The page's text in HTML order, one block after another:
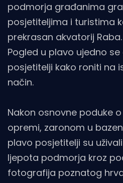
podmorja građanima
posjetiteljima i turistima
prekrasan akvatorij
Pogled u plavo ujedno
posjetitelji kako roniti na
način.
Nakon osnovne poduke
opremi, zaronom u
plavo posjetitelji su
ljepota podmorja kroz
fotografija poznatog